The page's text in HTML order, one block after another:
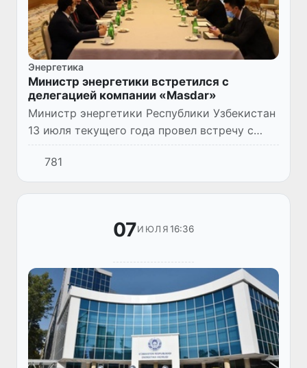
Энергетика
Министр энергетики встретился с
делегацией компании «Masdar»
Министр энергетики Республики Узбекистан
13 июля текущего года провел встречу с
делегацией компании «Masdar» (ОАЭ) во
главе с генеральным директором
Мохамедом Джамиль Аль Рамахи.
781
07ИЮЛЯ 16:36